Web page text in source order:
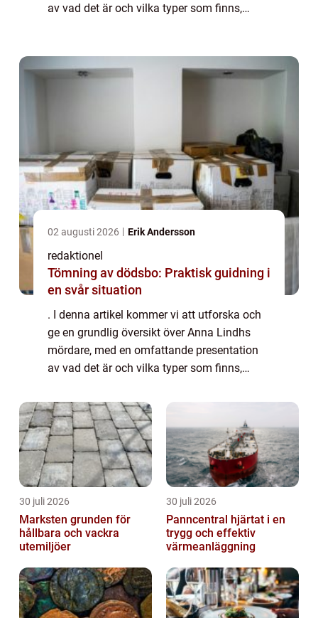
av vad det är och vilka typer som finns,
02 augusti 2026 Erik Andersson
redaktionel
Tömning av dödsbo: Praktisk guidning i
en svår situation
. I denna artikel kommer vi att utforska och
ge en grundlig översikt över Anna Lindhs
mördare, med en omfattande presentation
av vad det är och vilka typer som finns,
en diskussion om deras skillnader, samt e...
30 juli 2026
Marksten grunden för
hållbara och vackra
utemiljöer
30 juli 2026
Panncentral hjärtat i en
trygg och effektiv
värmeanläggning